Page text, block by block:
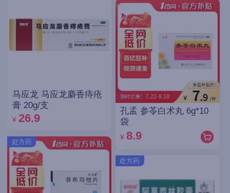
马应龙 马应龙麝香痔疮
膏 20g/支
¥ 26.9
处方药
孔孟 参苓白术丸 6g*10
袋
¥ 8.9
处方药